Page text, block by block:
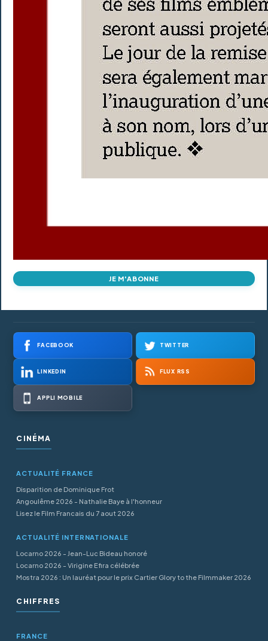
JE M'ABONNE
FACEBOOK TWITTER
LINKEDIN FLUX RSS
APPLI MOBILE
CINÉMA
ACTUALITÉ FRANCE
Disparition de Dominique Frot
Angoulême 2026 - Nathalie Baye à l'honneur
Lisez le Film Francais du 7 aout 2026
ACTUALITÉ INTERNATIONALE
Locarno 2026 - Jean-Luc Bideau honoré
Locarno 2026 - Virigine Efira célébrée
Mostra 2026 : Un lauréat pour le prix Cartier Glory to the Filmmaker 2026
CHIFFRES
FRANCE